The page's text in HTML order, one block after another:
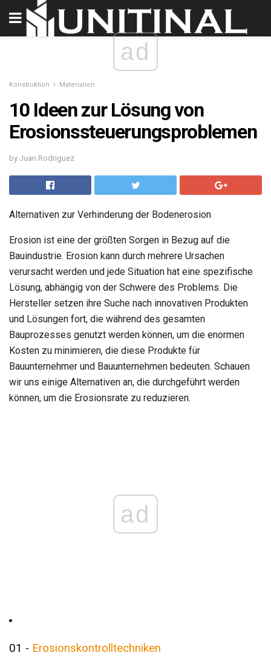
ad
Konstruktion Materialien
10 Ideen zur Lösung von
Erosionssteuerungsproblemen
by Juan Rodriguez
Alternativen zur Verhinderung der Bodenerosion
Erosion ist eine der größten Sorgen in Bezug auf die
Bauindustrie. Erosion kann durch mehrere Ursachen
verursacht werden und jede Situation hat eine spezifische
Lösung, abhängig von der Schwere des Problems. Die
Hersteller setzen ihre Suche nach innovativen Produkten
und Lösungen fort, die während des gesamten
Bauprozesses genutzt werden können, um die enormen
Kosten zu minimieren, die diese Produkte für
Bauunternehmer und Bauunternehmen bedeuten. Schauen
wir uns einige Alternativen an, die durchgeführt werden
können, um die Erosionsrate zu reduzieren.
ad
01 - Erosionskontrolltechniken